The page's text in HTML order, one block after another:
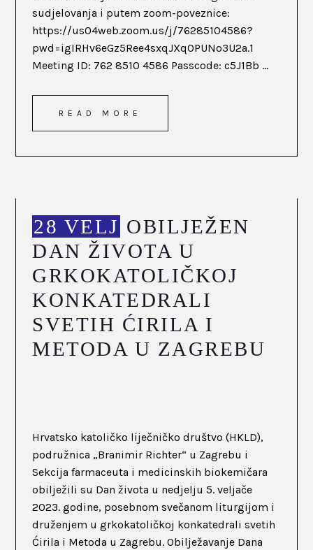
sudjelovanja i putem zoom-poveznice:
https://us04web.zoom.us/j/76285104586?
pwd=igIRHv6eGz5Ree4sxqJXqOPUNo3U2a.1
Meeting ID: 762 8510 4586 Passcode: c5J1Bb ...
READ MORE
28 VELJ OBILJEŽEN
DAN ŽIVOTA U
GRKOKATOLIČKOJ
KONKATEDRALI
SVETIH ĆIRILA I
METODA U ZAGREBU
Hrvatsko katoličko liječničko društvo (HKLD),
podružnica „Branimir Richter“ u Zagrebu i
Sekcija farmaceuta i medicinskih biokemičara
obilježili su Dan života u nedjelju 5. veljače
2023. godine, posebnom svečanom liturgijom i
druženjem u grkokatoličkoj konkatedrali svetih
Ćirila i Metoda u Zagrebu. Obilježavanje Dana